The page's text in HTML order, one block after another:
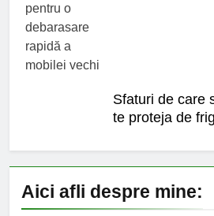
Sfaturi de care
te proteja de frig
Aici afli despre mine: